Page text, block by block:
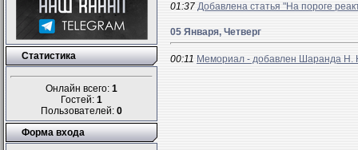
Статистика
Онлайн всего: 1
Гостей: 1
Пользователей: 0
Форма входа
01:37 Добавлена статья "На пороге
05 Января, Четверг
00:11 Мемориал - добавлен Шаранда Н.